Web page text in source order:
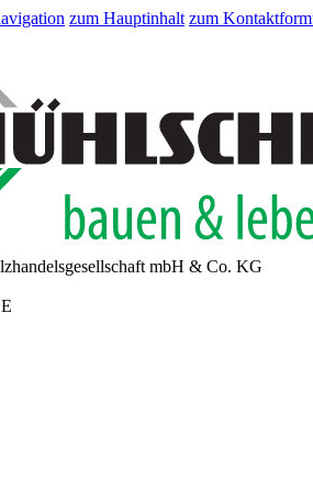
zum Hauptinhalt zum
mbH & Co. KG